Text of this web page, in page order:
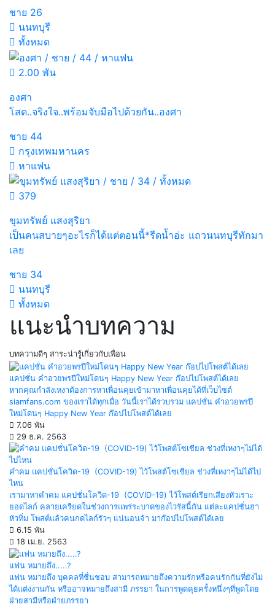
ชาย 26
นนทบุรี
ทั้งหมด
2.00 พัน
องศา
โสด..จริงใจ..พร้อมจับมือไปด้วยกัน..องศา
ชาย 44
กรุงเทพมหานคร
หาแฟน
379
ขุมทรัพย์ แสงสุริยา
เป็นคนสบายๆอะไรก็ได้แต่ตอนนี้*รีดน้ำอ่ะ แถวนนทบุรีทักมา
เลย
ชาย 34
นนทบุรี
ทั้งหมด
แนะนำบทความ
บทความดีๆ สาระน่ารู้เกี่ยวกับเพื่อน
แคปชั่น คำอวยพรปีใหม่โดนๆ Happy New Year ก๊อปไปโพสต์ได้เลย
หากคุณกำลังเหงาต้องการหาเพื่อนคุยเข้ามาหาเพื่อนคุยได้ที่เว็บไซต์
siamfans.com ของเราได้ทุกเมื่อ วันนี้เราได้รวบรวม แคปชั่น คำอวยพรปี
ใหม่โดนๆ Happy New Year ก๊อปไปโพสต์ได้เลย
7.06 พัน
29 ธ.ค. 2563
คำคม แคปชั่นโควิด-19 (COVID-19) ไว้โพสต์โซเชียล ช่วงที่เหงาๆไม่ได้ไป
ไหน
เรามาหาคำคม แคปชั่นโควิด-19 (COVID-19) ไว้โพสต์เรียกเสียงหัวเราะ
ยอดไลก์ คลายเครียดในช่วงการแพร่ระบาดของไวรัสนี้กัน แต่ละแคปชั่นฮา
หัวทิ่ม โพสต์แล้วคนกดไลก์รัวๆ แน่นอนจ้า มาก๊อปไปโพสต์ได้เลย
6.15 พัน
18 เม.ย. 2563
แฟน หมายถึง.....?
แฟน หมายถึง บุคคลที่ชื่นชอบ สามารถหมายถึงความรักหรือคนรักกันที่ยังไม่
ได้แต่งงานกัน หรืออาจหมายถึงสามี ภรรยา ในการพูดคุยครั้งหนึ่งๆที่พูดโดย
ฝ่ายสามีหรือฝ่ายภรรยา